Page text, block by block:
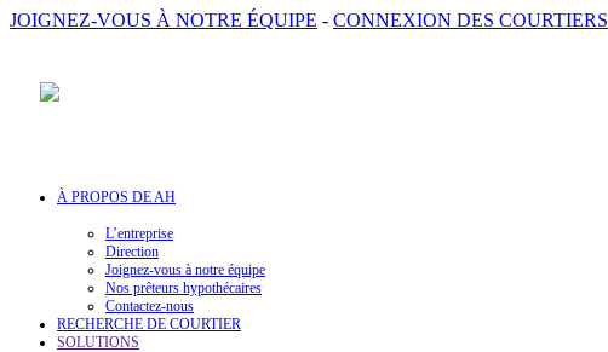
JOIGNEZ-VOUS À NOTRE ÉQUIPE - CONNEXION DES COURTIERS
À PROPOS DE AH
L’entreprise
Direction
Joignez-vous à notre équipe
Nos prêteurs hypothécaires
Contactez-nous
RECHERCHE DE COURTIER
SOLUTIONS